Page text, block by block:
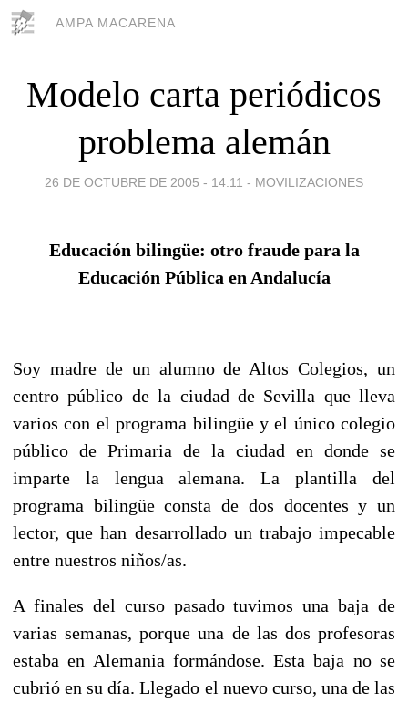
AMPA MACARENA
Modelo carta periódicos
problema alemán
26 DE OCTUBRE DE 2005 - 14:11 - MOVILIZACIONES
Educación bilingüe: otro fraude para la
Educación Pública en Andalucía
Soy madre de un alumno de Altos Colegios, un
centro público de la ciudad de Sevilla que lleva
varios con el programa bilingüe y el único colegio
público de Primaria de la ciudad en donde se
imparte la lengua alemana. La plantilla del
programa bilingüe consta de dos docentes y un
lector, que han desarrollado un trabajo impecable
entre nuestros niños/as.
A finales del curso pasado tuvimos una baja de
varias semanas, porque una de las dos profesoras
estaba en Alemania formándose. Esta baja no se
cubrió en su día. Llegado el nuevo curso, una de las